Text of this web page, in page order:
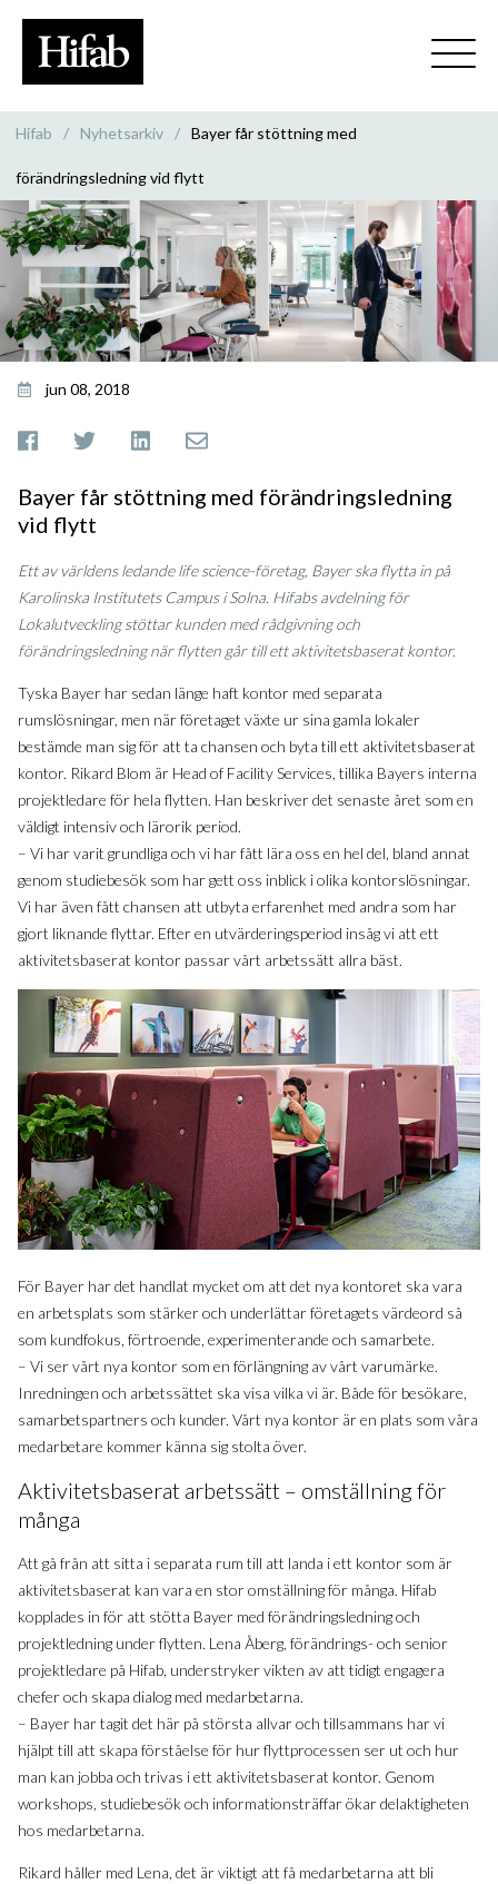
Hifab / Nyhetsarkiv / Bayer får stöttning med
förändringsledning vid flytt
jun 08, 2018
Bayer får stöttning med förändringsledning
vid flytt
Ett av världens ledande life science-företag, Bayer ska flytta in på
Karolinska Institutets Campus i Solna. Hifabs avdelning för
Lokalutveckling stöttar kunden med rådgivning och
förändringsledning när flytten går till ett aktivitetsbaserat kontor.
Tyska Bayer har sedan länge haft kontor med separata
rumslösningar, men när företaget växte ur sina gamla lokaler
bestämde man sig för att ta chansen och byta till ett aktivitetsbaserat
kontor. Rikard Blom är Head of Facility Services, tillika Bayers interna
projektledare för hela flytten. Han beskriver det senaste året som en
väldigt intensiv och lärorik period.
– Vi har varit grundliga och vi har fått lära oss en hel del, bland annat
genom studiebesök som har gett oss inblick i olika kontorslösningar.
Vi har även fått chansen att utbyta erfarenhet med andra som har
gjort liknande flyttar. Efter en utvärderingsperiod insåg vi att ett
aktivitetsbaserat kontor passar vårt arbetssätt allra bäst.
För Bayer har det handlat mycket om att det nya kontoret ska vara
en arbetsplats som stärker och underlättar företagets värdeord så
som kundfokus, förtroende, experimenterande och samarbete.
– Vi ser vårt nya kontor som en förlängning av vårt varumärke.
Inredningen och arbetssättet ska visa vilka vi är. Både för besökare,
samarbetspartners och kunder. Vårt nya kontor är en plats som våra
medarbetare kommer känna sig stolta över.
Aktivitetsbaserat arbetssätt – omställning för
många
Att gå från att sitta i separata rum till att landa i ett kontor som är
aktivitetsbaserat kan vara en stor omställning för många. Hifab
kopplades in för att stötta Bayer med förändringsledning och
projektledning under flytten. Lena Åberg, förändrings- och senior
projektledare på Hifab, understryker vikten av att tidigt engagera
chefer och skapa dialog med medarbetarna.
– Bayer har tagit det här på största allvar och tillsammans har vi
hjälpt till att skapa förståelse för hur flyttprocessen ser ut och hur
man kan jobba och trivas i ett aktivitetsbaserat kontor. Genom
workshops, studiebesök och informationsträffar ökar delaktigheten
hos medarbetarna.
Rikard håller med Lena, det är viktigt att få medarbetarna att bli